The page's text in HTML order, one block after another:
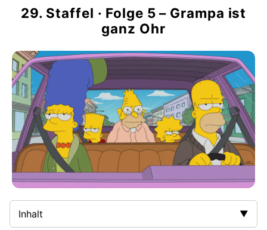
29. Staffel · Folge 5 – Grampa ist
ganz Ohr
Inhalt